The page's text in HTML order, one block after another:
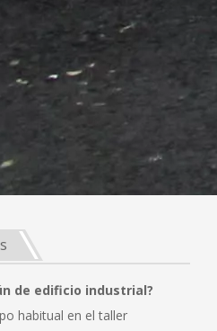
de edificio industrial?
habitual en el taller